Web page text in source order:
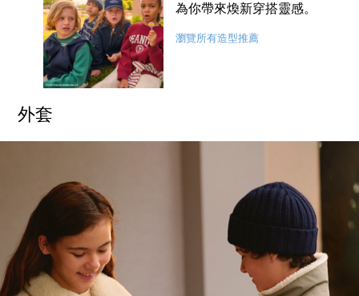
為你帶來煥新穿搭靈感。
瀏覽所有造型推薦
外套